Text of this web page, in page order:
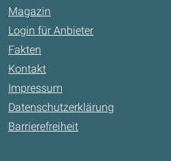
Magazin
Login für Anbieter
Fakten
Kontakt
Impressum
Datenschutzerklärung
Barrierefreiheit